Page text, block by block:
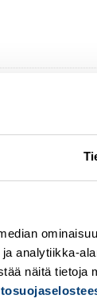
analytiikka-
näitä tietoja
wishlist